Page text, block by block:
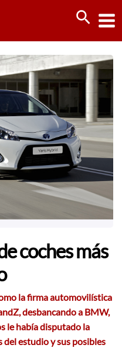
coches más
lafirma automovilística
, desbancando a BMW,
le había disputado la
del estudio y sus posibles